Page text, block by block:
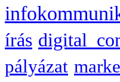
írás
pályázat